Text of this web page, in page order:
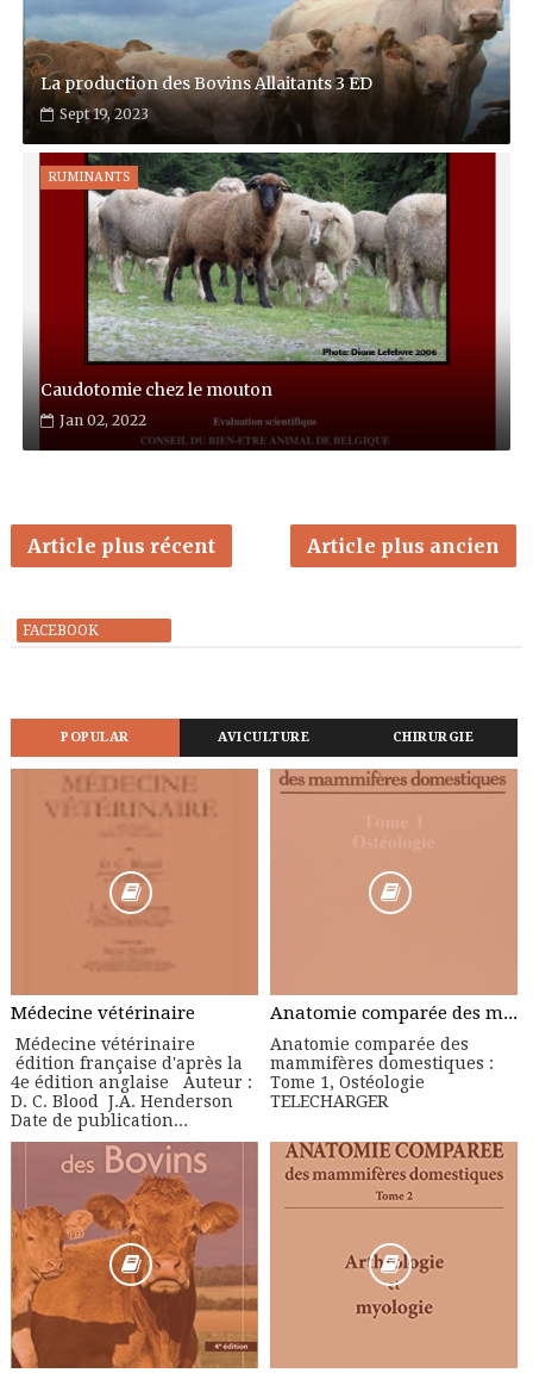
La production des Bovins Allaitants 3 ED
Sept 19, 2023
RUMINANTS
Caudotomie chez le mouton
Jan 02, 2022
Article plus récent Article plus ancien
FACEBOOK
POPULAR AVICULTURE CHIRURGIE
Médecine vétérinaire
Médecine vétérinaire
édition française d'après la
4e édition anglaise Auteur :
D. C. Blood J.A. Henderson
Date de publication...
Anatomie comparée des mammifères domestiques : Tome 1, Ostéologie
Anatomie comparée des
mammifères domestiques :
Tome 1, Ostéologie
TELECHARGER